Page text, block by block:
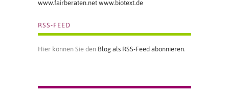
www.fairberaten.net www.biotext.de
RSS-FEED
Hier können Sie den Blog als RSS-Feed abonnieren.